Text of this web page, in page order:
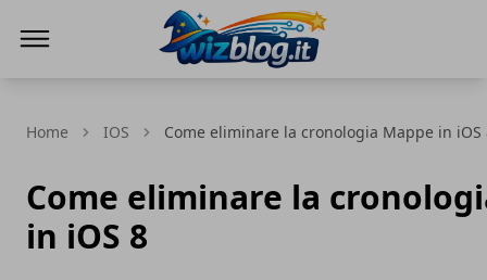
Home IOS Come eliminare la cronologia Mappe in iOS
Come eliminare la
in iOS 8